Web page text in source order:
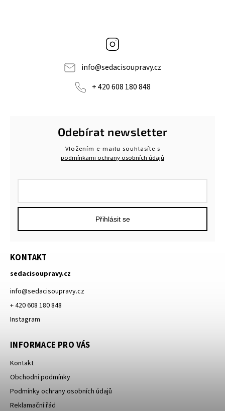
info@sedacisoupravy.cz
+ 420 608 180 848
Odebírat newsletter
Vložením e-mailu souhlasíte s
podmínkami ochrany osobních údajů
Přihlásit se
KONTAKT
sedacisoupravy.cz
info@sedacisoupravy.cz
+ 420 608 180 848
Instagram
INFORMACE PRO VÁS
Kontakt
Obchodní podmínky
Podmínky ochrany osobních údajů
Reklamační řád